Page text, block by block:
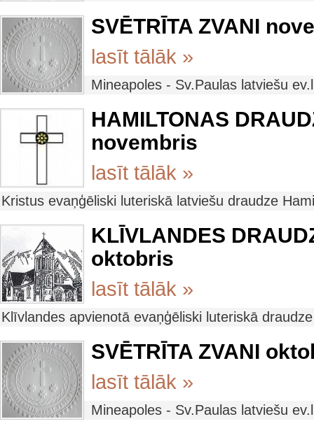
SVĒTRĪTA ZVANI
lasīt tālāk »
Mineapoles - Sv.Paulas latviešu
HAMILTONAS
novembris
lasīt tālāk »
Kristus evaņģēliski luteriskā latviešu draudze
KLĪVLANDES
oktobris
lasīt tālāk »
Klīvlandes apvienotā evaņģēliski luteriskā
SVĒTRĪTA ZVANI
lasīt tālāk »
Mineapoles - Sv.Paulas latviešu